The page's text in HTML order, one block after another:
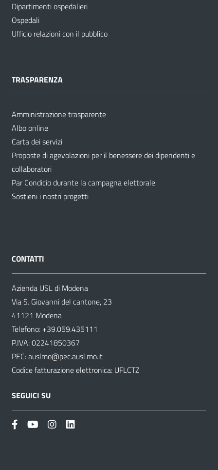
Dipartimenti ospedalieri
Ospedali
Ufficio relazioni con il pubblico
TRASPARENZA
Amministrazione trasparente
Albo online
Carta dei servizi
Proposte di agevolazioni per il benessere dei dipendenti e
collaboratori
Par Condicio durante la campagna elettorale
Sostieni i nostri progetti
CONTATTI
Azienda USL di Modena
Via S. Giovanni del cantone, 23
41121 Modena
Telefono: +39.059.435111
P.IVA: 02241850367
PEC:auslmo@pec.ausl.mo.it
Codice fatturazione elettronica: UFLCTZ
SEGUICI SU